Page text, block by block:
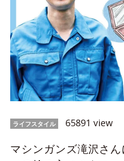
ライフスタイル 65891 view
マシンガンズ滝沢さ